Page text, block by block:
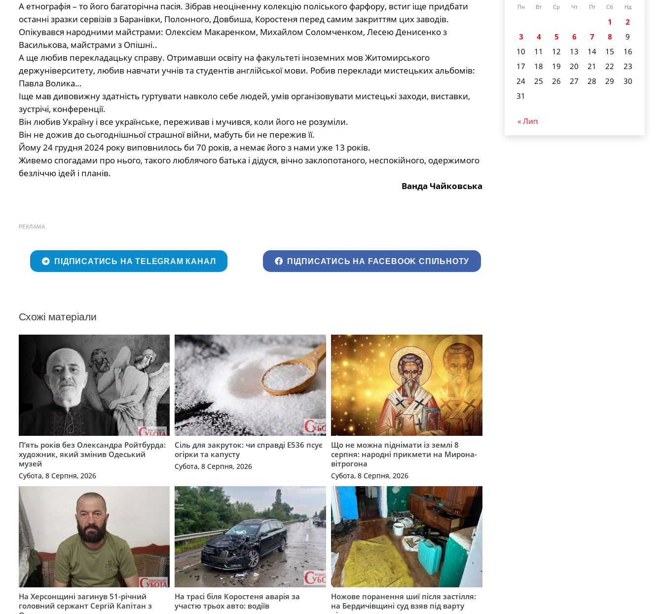
А етнографія – то його багаторічна пасія. Зібрав неоціненну колекцію поліського фарфору, встиг іще придбати
останні зразки сервізів з Баранівки, Полонного, Довбиша, Коростеня перед самим закриттям цих заводів.
Опікувався народними майстрами: Олексієм Макаренком, Михайлом Соломченком, Лесею Денисенко з
Василькова, майстрами з Опішні..
А ще любив перекладацьку справу. Отримавши освіту на факультеті іноземних мов Житомирського
держуніверситету, любив навчати учнів та студентів англійської мови. Робив переклади мистецьких альбомів:
Павла Волика…
Іще мав дивовижну здатність гуртувати навколо себе людей, умів організовувати мистецькі заходи, виставки,
зустрічі, конференції.
Він любив Україну і все українське, переживав і мучився, коли його не розуміли.
Він не дожив до сьогоднішньої страшної війни, мабуть би не пережив її.
Йому 24 грудня 2024 року виповнилось би 70 років, а немає його з нами уже 13 років.
Живемо спогадами про нього, такого люблячого батька і дідуся, вічно заклопотаного, неспокійного, одержимого
безліччю ідей і планів.
Ванда Чайковська
РЕКЛАМА
ПІДПИСАТИСЬ НА TELEGRAM КАНАЛ ПІДПИСАТИСЬ НА FACEBOOK СПІЛЬНОТУ
Схожі матеріали
П’ять років без Олександра Ройтбурда:
художник, який змінив Одеський
музей
Субота, 8 Серпня, 2026
Сіль для закруток: чи справді Е536 псує
огірки та капусту
Субота, 8 Серпня, 2026
Що не можна піднімати із землі 8
серпня: народні прикмети на Мирона-
вітрогона
Субота, 8 Серпня, 2026
На Херсонщині загинув 51-річний
головний сержант Сергій Капітан з
На трасі біля Коростеня аварія за
участю трьох авто: водіїв
Ножове поранення шиї після застілля:
на Бердичівщині суд взяв під варту
Пн Вт Ср Чт Пт Сб Нд
1
2
3
4 5 6 7 8
9
10
11 12 13 14 15
16
17
18 19 20 21 22
23
24
25 26 27 28 29
30
31
« Лип